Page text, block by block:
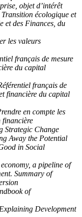
objet d’intérêt
écologique et
et des Finances, du
les valeurs
français de mesure
du capital
français de
financière du capital
en compte les
financière
Strategic Change
Away the Potential
in Social
a pipeline of
Summary of
of
Explaining Development